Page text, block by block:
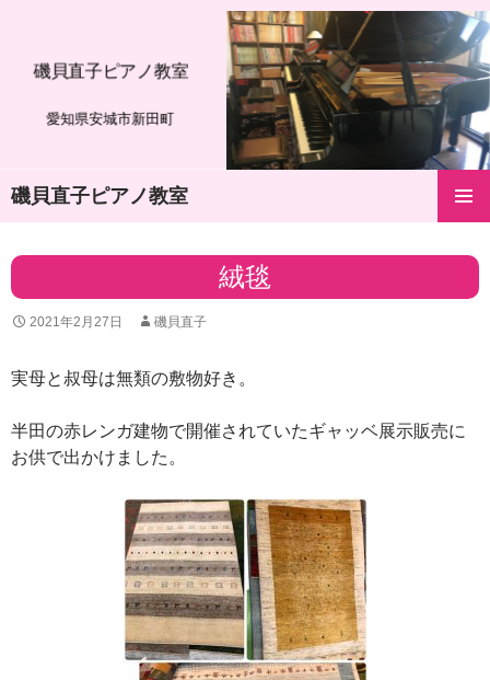
愛知県安城市新田町
磯貝直子ピアノ教室
磯貝直子ピアノ教室
テ
へ
キ
プ
絨毯
2021年2月27日 磯貝直子
実母と叔母は無類の敷物好き。
半田の赤レンガ建物で開催されていたギャッベ展示販売に
お供で出かけました。